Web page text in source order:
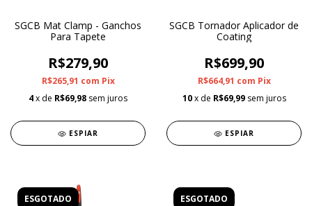
SGCB Mat Clamp - Ganchos
Para Tapete
R$279,90
R$265,91 com Pix
4x de R$69,98 sem juros
ESPIAR
SGCB Tornador Aplicador de
Coating
R$699,90
R$664,91 com Pix
10 x de R$69,99 sem juros
ESPIAR
ESGOTADO ESGOTADO